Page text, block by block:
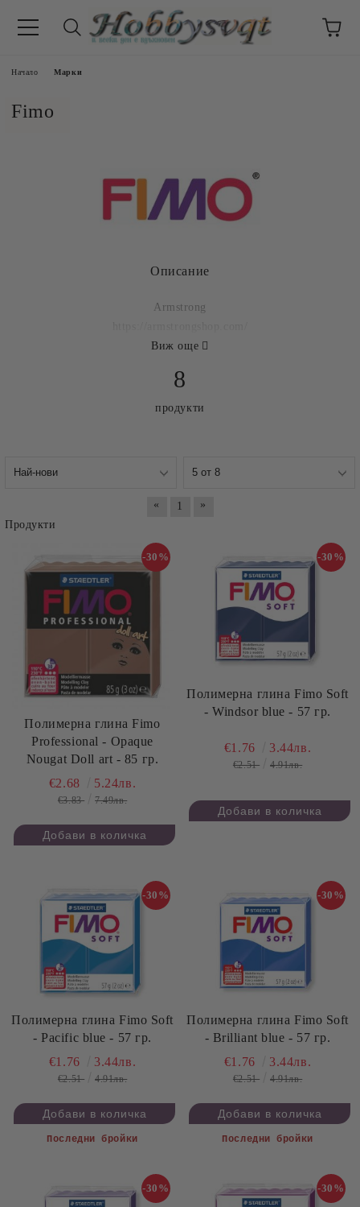
Начало Марки
Fimo
Описание
Armstrong
Виж още
8
продукти
« 1
»
Продукти
Полимерна глина Fimo
Professional - Opaque
Nougat Doll art - 85 гр.
-30%
€2.68 5.24лв.
€3.83 7.49лв.
Полимерна глина Fimo Soft
- Windsor blue - 57 гр.
-30%
€1.76 3.44лв.
€2.51 4.91лв.
Полимерна глина Fimo Soft
- Pacific blue - 57 гр.
-30%
€1.76 3.44лв.
€2.51 4.91лв.
Последни бройки
Полимерна глина Fimo Soft
- Brilliant blue - 57 гр.
-30%
€1.76 3.44лв.
€2.51 4.91лв.
Последни бройки
-30% -30%